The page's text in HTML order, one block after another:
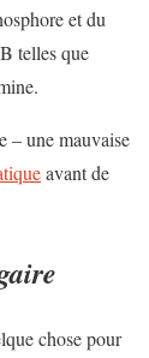
et du
telles que
– une mauvaise
avant de
chose pour